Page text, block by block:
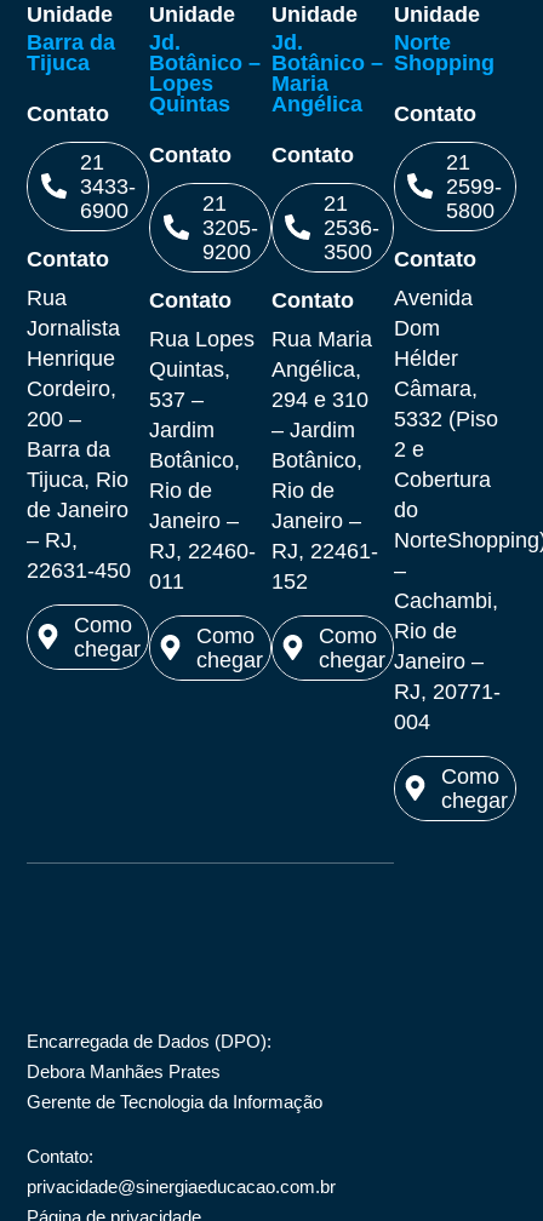
Unidade
Barra da
Tijuca
Contato
21
3433-
6900
Ligar
Contato
Rua
Jornalista
Henrique
Cordeiro,
200 –
Barra da
Tijuca, Rio
de Janeiro
– RJ,
22631-450
Como
chegar
Unidade
Jd.
Botânico –
Lopes
Quintas
Contato
21
3205-
9200
Ligar
Contato
Rua Lopes
Quintas,
537 –
Jardim
Botânico,
Rio de
Janeiro –
RJ, 22460-
011
Como
chegar
Unidade
Jd.
Botânico –
Maria
Angélica
Contato
21
2536-
3500
Ligar
Contato
Rua Maria
Angélica,
294 e 310
– Jardim
Botânico,
Rio de
Janeiro –
RJ, 22461-
152
Como
chegar
Unidade
Norte
Shopping
Contato
21
2599-
5800
Ligar
Contato
Avenida
Dom
Hélder
Câmara,
5332 (Piso
2 e
Cobertura
do
–
Cachambi,
Rio de
Janeiro –
RJ, 20771-
004
Como
chegar
Encarregada de Dados (DPO):
Debora Manhães Prates
Gerente de Tecnologia da Informação
Contato:
privacidade@sinergiaeducacao.com.br
Página de privacidade